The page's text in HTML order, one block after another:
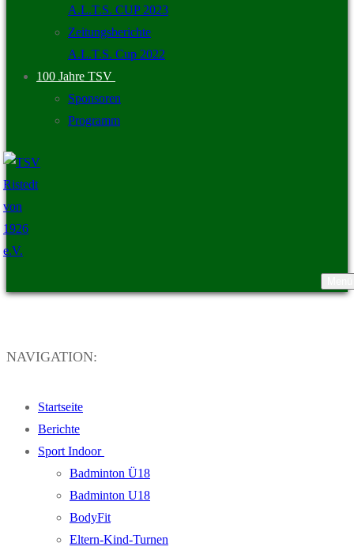
A.L.T.S. CUP 2023
Zeitungsberichte
A.L.T.S. Cup 2022
100 Jahre TSV
Sponsoren
Programm
NAVIGATION:
Startseite
Berichte
Sport Indoor
Badminton Ü18
Badminton U18
BodyFit
Eltern-Kind-Turnen